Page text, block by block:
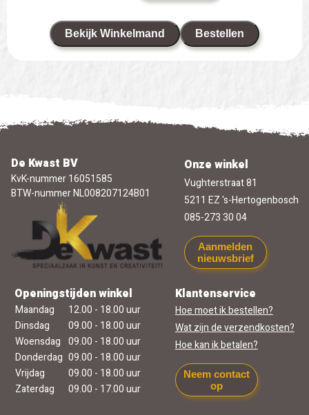
Bekijk Winkelmand Bestellen
De Kwast BV
KvK-nummer 16051585
BTW-nummer NL008207124B01
Onze winkel
Vughterstraat 81
5211 EZ 's-Hertogenbosch
085-273 30 04
Aanmelden
nieuwsbrief
Openingstijden winkel
Maandag
12.00 - 18.00 uur
Dinsdag
09.00 - 18.00 uur
Woensdag 09.00 - 18.00 uur
Donderdag 09.00 - 18.00 uur
Vrijdag
09.00 - 18.00 uur
Zaterdag
09.00 - 17.00 uur
Klantenservice
Hoe moet ik bestellen?
Wat zijn de verzendkosten?
Hoe kan ik betalen?
Neem contact
op